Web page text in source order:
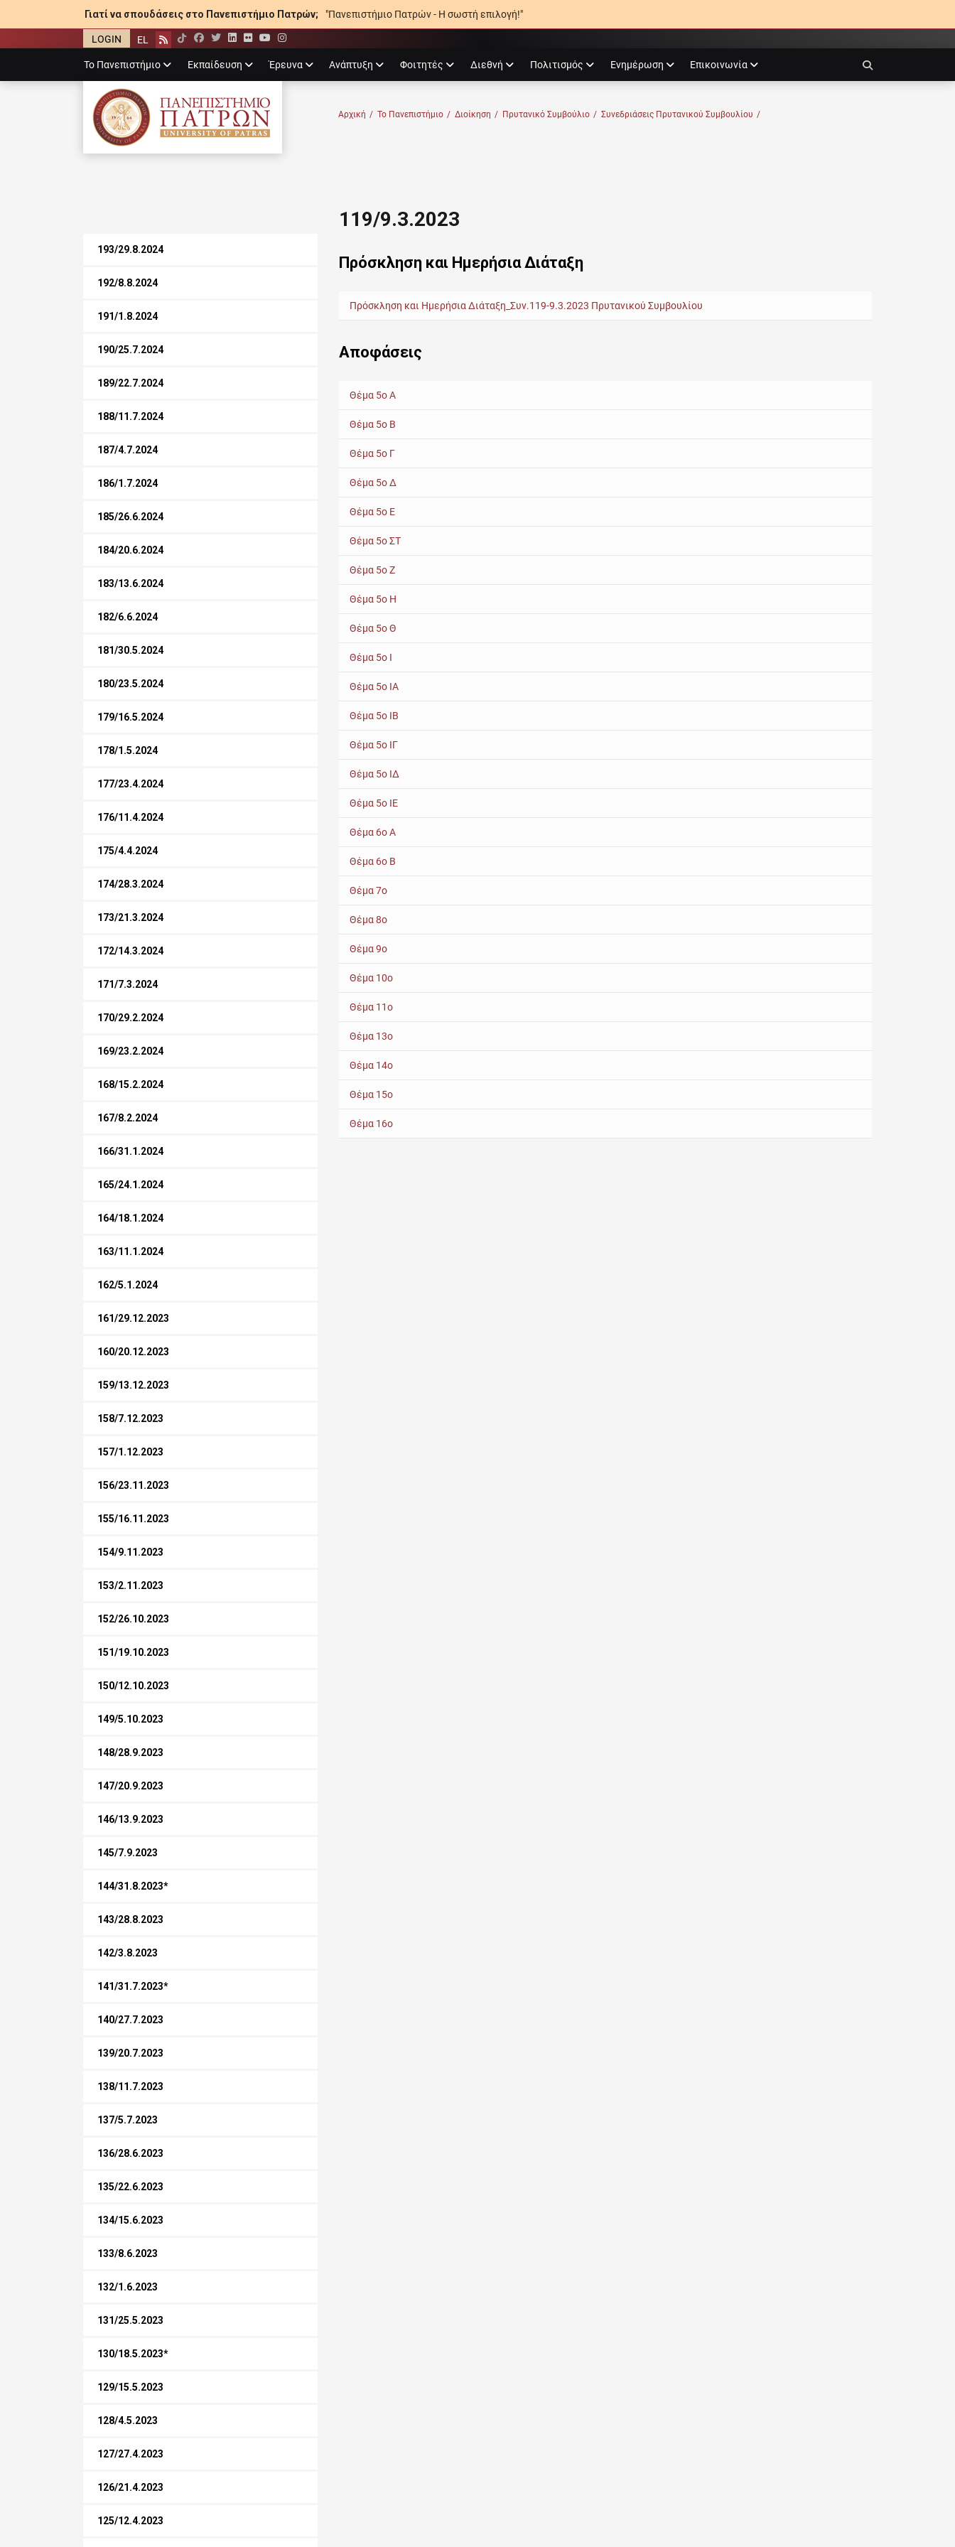
Γιατί να σπουδάσεις στο Πανεπιστήμιο Πατρών; "Πανεπιστήμιο Πατρών - Η σωστή επιλογή!"
LOGIN EL Rss Facebook
Twitter
LinkedIn
Flickr
YouTube
Instagram
menu
Το Πανεπιστήμιο Εκπαίδευση Έρευνα Ανάπτυξη Φοιτητές Διεθνή Πολιτισμός Ενημέρωση Επικοινωνία
ΠΑΝΕΠΙΣΤΉΜΙΟ ΠΑΤΡΏΝ
Αρχική / Το Πανεπιστήμιο / Διοίκηση / Πρυτανικό Συμβούλιο / Συνεδριάσεις Πρυτανικού Συμβουλίου /
119/9.3.2023
Πρόσκληση και Ημερήσια Διάταξη
Πρόσκληση και Ημερήσια Διάταξη_Συν.119-9.3.2023 Πρυτανικού Συμβουλίου
Αποφάσεις
Θέμα 5ο Α
Θέμα 5ο Β
Θέμα 5ο Γ
Θέμα 5ο Δ
Θέμα 5ο Ε
Θέμα 5ο ΣΤ
Θέμα 5ο Z
Θέμα 5ο Η
Θέμα 5ο Θ
Θέμα 5ο Ι
Θέμα 5ο ΙΑ
Θέμα 5ο ΙΒ
Θέμα 5ο ΙΓ
Θέμα 5ο ΙΔ
Θέμα 5ο ΙΕ
Θέμα 6ο Α
Θέμα 6ο Β
Θέμα 7ο
Θέμα 8ο
Θέμα 9ο
Θέμα 10ο
Θέμα 11ο
Θέμα 13ο
Θέμα 14ο
Θέμα 15ο
Θέμα 16ο
193/29.8.2024
192/8.8.2024
191/1.8.2024
190/25.7.2024
189/22.7.2024
188/11.7.2024
187/4.7.2024
186/1.7.2024
185/26.6.2024
184/20.6.2024
183/13.6.2024
182/6.6.2024
181/30.5.2024
180/23.5.2024
179/16.5.2024
178/1.5.2024
177/23.4.2024
176/11.4.2024
175/4.4.2024
174/28.3.2024
173/21.3.2024
172/14.3.2024
171/7.3.2024
170/29.2.2024
169/23.2.2024
168/15.2.2024
167/8.2.2024
166/31.1.2024
165/24.1.2024
164/18.1.2024
163/11.1.2024
162/5.1.2024
161/29.12.2023
160/20.12.2023
159/13.12.2023
158/7.12.2023
157/1.12.2023
156/23.11.2023
155/16.11.2023
154/9.11.2023
153/2.11.2023
152/26.10.2023
151/19.10.2023
150/12.10.2023
149/5.10.2023
148/28.9.2023
147/20.9.2023
146/13.9.2023
145/7.9.2023
144/31.8.2023*
143/28.8.2023
142/3.8.2023
141/31.7.2023*
140/27.7.2023
139/20.7.2023
138/11.7.2023
137/5.7.2023
136/28.6.2023
135/22.6.2023
134/15.6.2023
133/8.6.2023
132/1.6.2023
131/25.5.2023
130/18.5.2023*
129/15.5.2023
128/4.5.2023
127/27.4.2023
126/21.4.2023
125/12.4.2023